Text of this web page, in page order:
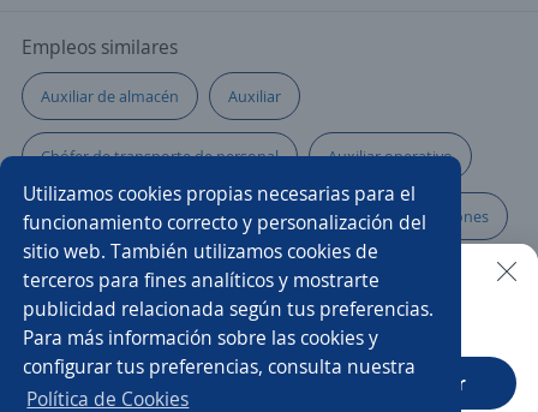
Empleos similares
Auxiliar de almacén Auxiliar
Chófer de transporte de personal Auxiliar operativo
Operador/a de montacarga Supervisor/a de operaciones
Chófer Gerente operativo Gerente de producción
Reponedor/a Multifuncionales Operario/a rigger
Operario/a de planta
Buscar es más fácil en la app
CT App Abrir
Utilizamos cookies propias necesarias para el
funcionamiento correcto y personalización del
sitio web. También utilizamos cookies de
terceros para fines analíticos y mostrarte
publicidad relacionada según tus preferencias.
Para más información sobre las cookies y
configurar tus preferencias, consulta nuestra
Política de Cookies